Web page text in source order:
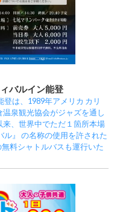
バルイン能登
は、1989年アメリカ カリ
泉観光協会がジャズを通し
、世界中でただ１箇所本場
ル』 の名称の使用を許された
料シャトルバスも運行いた